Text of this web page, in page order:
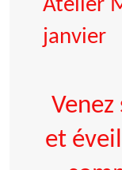
Atelier
janvier
et